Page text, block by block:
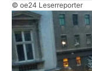
© oe24 Leserreporter